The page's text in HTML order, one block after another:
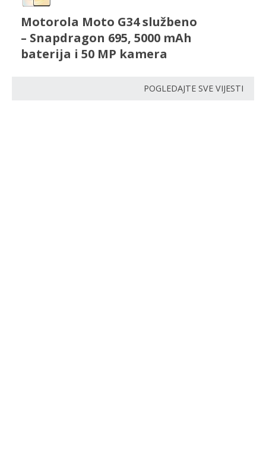
Motorola Moto G34 službeno
– Snapdragon 695, 5000 mAh
baterija i 50 MP kamera
POGLEDAJTE SVE VIJESTI